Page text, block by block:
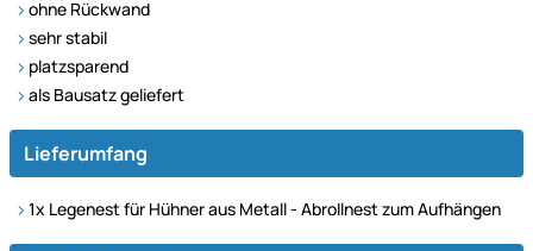
ohne Rückwand
sehr stabil
platzsparend
als Bausatz geliefert
Lieferumfang
1x Legenest für Hühner aus Metall - Abrollnest zum Aufhängen